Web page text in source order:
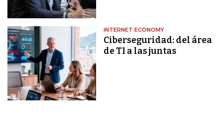
INTERNET ECONOMY
Ciberseguridad: del área
de TI a las juntas